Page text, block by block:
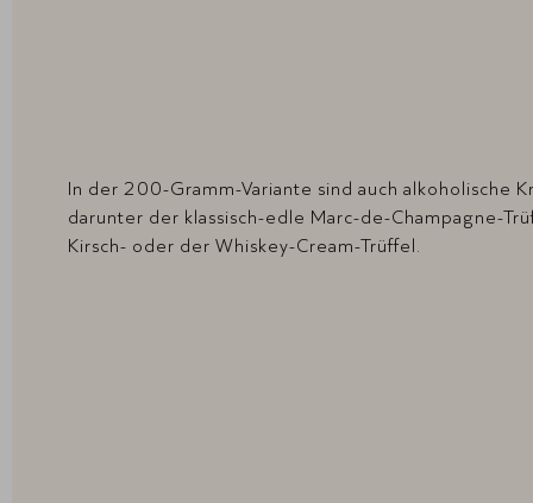
In der 200-Gramm-Variante sind auch alkoholische
darunter der klassisch-edle Marc-de-Champagne-
Kirsch- oder der Whiskey-Cream-Trüffel.